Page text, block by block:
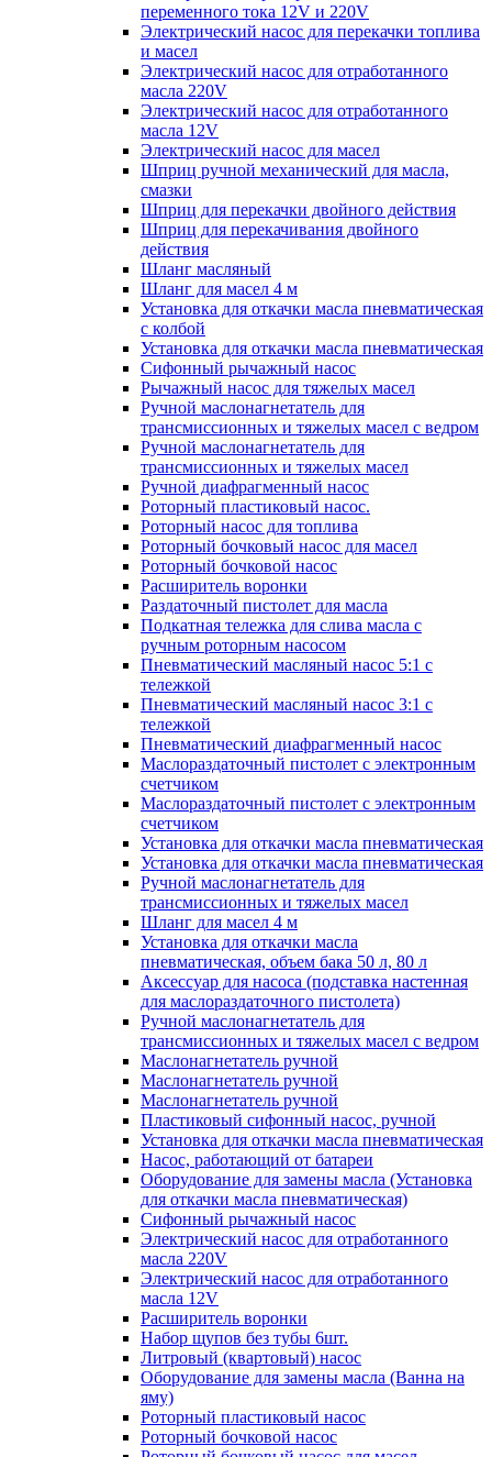
переменного тока 12V и 220V
Электрический насос для перекачки топлива
и масел
Электрический насос для отработанного
масла 220V
Электрический насос для отработанного
масла 12V
Электрический насос для масел
Шприц ручной механический для масла,
смазки
Шприц для перекачки двойного действия
Шприц для перекачивания двойного
действия
Шланг масляный
Шланг для масел 4 м
Установка для откачки масла пневматическая
с колбой
Установка для откачки масла пневматическая
Сифонный рычажный насос
Рычажный насос для тяжелых масел
Ручной маслонагнетатель для
трансмиссионных и тяжелых масел с ведром
Ручной маслонагнетатель для
трансмиссионных и тяжелых масел
Ручной диафрагменный насос
Роторный пластиковый насос.
Роторный насос для топлива
Роторный бочковый насос для масел
Роторный бочковой насос
Расширитель воронки
Раздаточный пистолет для масла
Подкатная тележка для слива масла с
ручным роторным насосом
Пневматический масляный насос 5:1 с
тележкой
Пневматический масляный насос 3:1 с
тележкой
Пневматический диафрагменный насос
Маслораздаточный пистолет с электронным
счетчиком
Маслораздаточный пистолет с электронным
счетчиком
Установка для откачки масла пневматическая
Установка для откачки масла пневматическая
Ручной маслонагнетатель для
трансмиссионных и тяжелых масел
Шланг для масел 4 м
Установка для откачки масла
пневматическая, объем бака 50 л, 80 л
Аксессуар для насоса (подставка настенная
для маслораздаточного пистолета)
Ручной маслонагнетатель для
трансмиссионных и тяжелых масел с ведром
Маслонагнетатель ручной
Маслонагнетатель ручной
Маслонагнетатель ручной
Пластиковый сифонный насос, ручной
Установка для откачки масла пневматическая
Насос, работающий от батареи
Оборудование для замены масла (Установка
для откачки масла пневматическая)
Сифонный рычажный насос
Электрический насос для отработанного
масла 220V
Электрический насос для отработанного
масла 12V
Расширитель воронки
Набор щупов без тубы 6шт.
Литровый (квартовый) насос
Оборудование для замены масла (Ванна на
яму)
Роторный пластиковый насос
Роторный бочковой насос